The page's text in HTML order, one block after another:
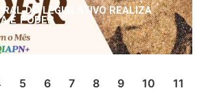
DO LEGISLATIVO REALIZA
E PODER
5 6 7 8 9 10 11